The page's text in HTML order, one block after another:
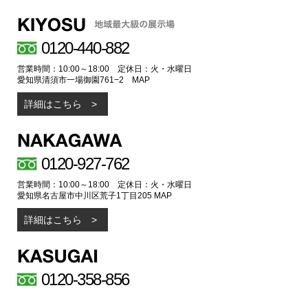
0120-440-882
営業時間：10:00～18:00 定休日：火・水曜日
愛知県清須市一場御園761−2
MAP
詳細はこちら
0120-927-762
営業時間：10:00～18:00 定休日：火・水曜日
愛知県名古屋市中川区荒子1丁目205 MAP
詳細はこちら
0120-358-856